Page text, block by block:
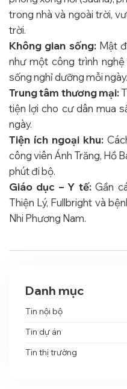
trong nhà và ngoài trời,
trời.
Không gian sống:Mật
như một công trình
sống nghỉ dưỡng mỗi ngày.
Trung tâm thương mại:
tiện lợi cho cư dân mua
ngày.
Tiện ích ngoại khu:
công viên Ánh Trăng, Hồ
phút đi bộ.
Giáo dục – Y tế:Gần
Thiện Lý, Fullbright và
Nhi Phương Nam.
Danh mục
Tin nội bộ
Tin dự án
Tin thị trường